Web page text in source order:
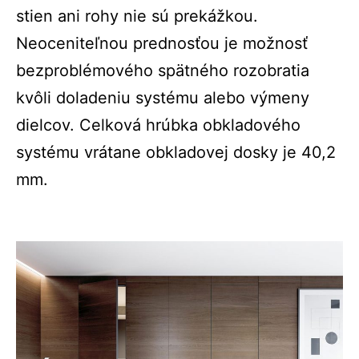
stien ani rohy nie sú prekážkou.
Neoceniteľnou prednosťou je možnosť
bezproblémového spätného rozobratia
kvôli doladeniu systému alebo výmeny
dielcov. Celková hrúbka obkladového
systému vrátane obkladovej dosky je 40,2
mm.